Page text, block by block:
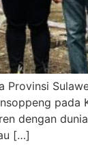
dengan
[…]